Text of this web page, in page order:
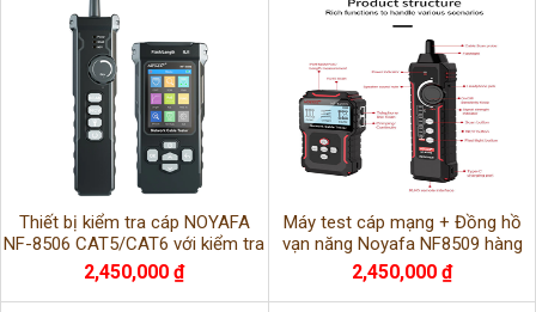
Thiết bị kiểm tra cáp NOYAFA
NF-8506 CAT5/CAT6 với kiểm tra
PoE/PING cao cấp
2,450,000 ₫
Máy test cáp mạng + Đồng hồ
vạn năng Noyafa NF8509 hàng
chính hãng
2,450,000 ₫